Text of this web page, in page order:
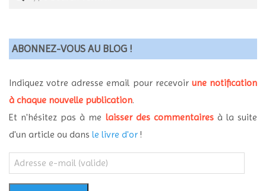
ABONNEZ-VOUS AU BLOG !
Indiquez votre adresse email pour recevoir une notification
à chaque nouvelle publication.
Et n'hésitez pas à me laisser des commentairesà la suite
d'un article ou dans le livre d'or !
Adresse
e-
mail